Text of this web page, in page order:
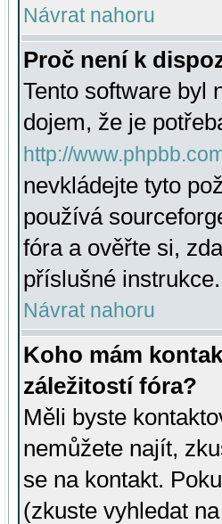
Návrat nahoru
Proč není k
Tento software byl
dojem, že je
http://
nevkládejte tyto
používá
fóra a ověřte si,
příslušné instrukce.
Návrat nahoru
Koho mám
záležitostí fóra?
Měli byste
nemůžete najít,
se na kontakt.
(zkuste vyhledat